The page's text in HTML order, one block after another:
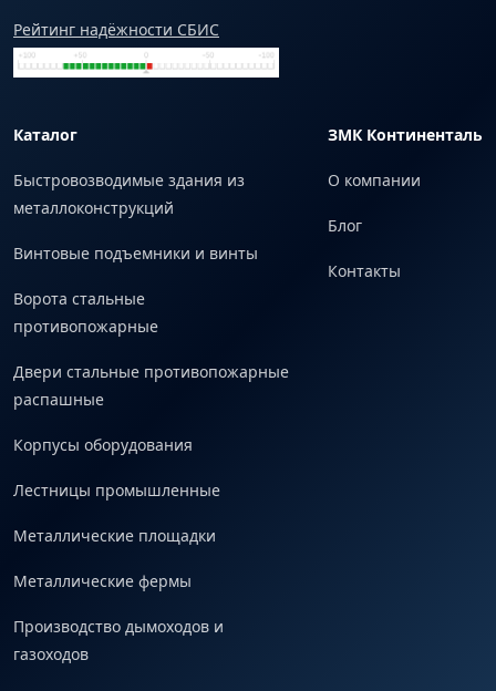
Рейтинг надёжности СБИС
Каталог
Быстровозводимые здания из
металлоконструкций
Винтовые подъемники и винты
Ворота стальные
противопожарные
Двери стальные противопожарные
распашные
Корпусы оборудования
Лестницы промышленные
Металлические площадки
Металлические фермы
Производство дымоходов и
газоходов
ЗМК Континенталь
О компании
Блог
Контакты